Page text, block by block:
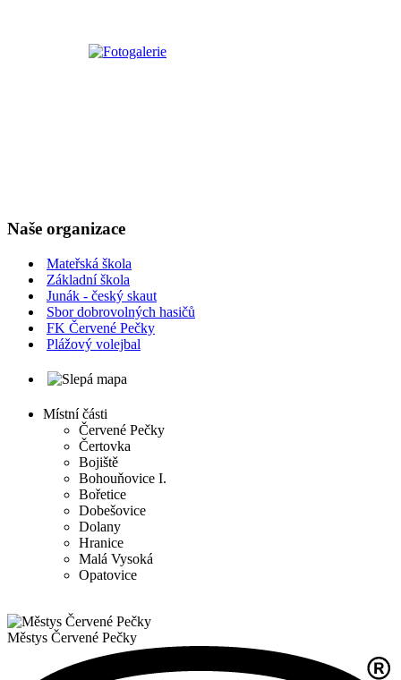
Naše organizace
Mateřská škola
Základní škola
Junák - český skaut
Sbor dobrovolných hasičů
FK Červené Pečky
Plážový volejbal
Místní části
Červené Pečky
Čertovka
Bojiště
Bohouňovice I.
Bořetice
Dobešovice
Dolany
Hranice
Malá Vysoká
Opatovice
Městys Červené Pečky